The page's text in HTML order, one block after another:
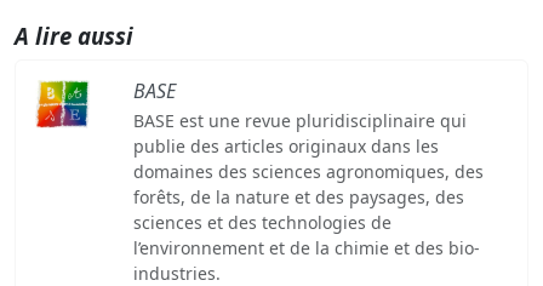
A lire aussi
BASE
BASE est une revue pluridisciplinaire qui
publie des articles originaux dans les
domaines des sciences agronomiques, des
forêts, de la nature et des paysages, des
sciences et des technologies de
l’environnement et de la chimie et des bio-
industries.